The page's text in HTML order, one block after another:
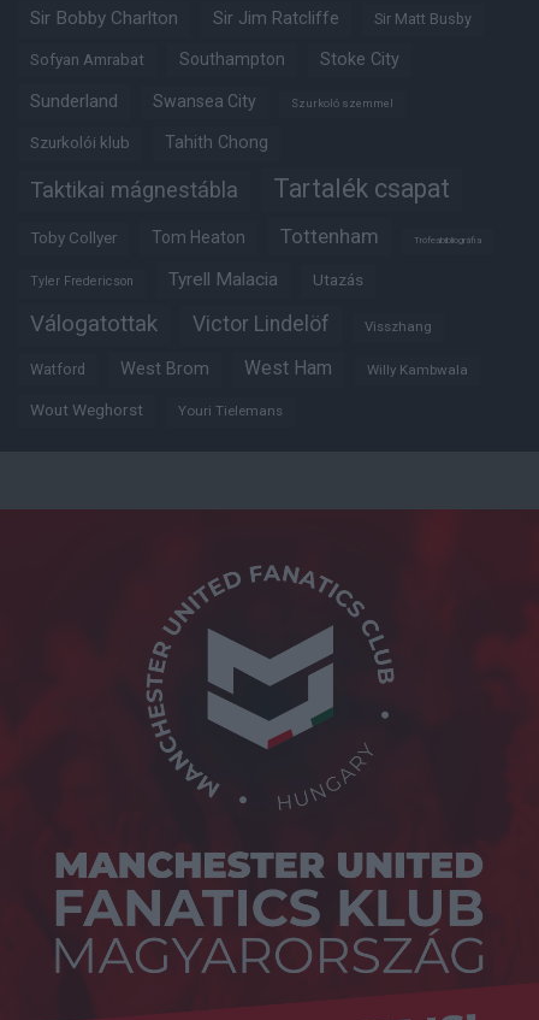
Sir Bobby Charlton Sir Jim Ratcliffe Sir Matt Busby
Sofyan Amrabat Southampton Stoke City
Sunderland Swansea City Szurkoló szemmel
Szurkolói klub Tahith Chong
Taktikai mágnestábla Tartalék csapat
Toby Collyer Tom Heaton Tottenham Trófeabibliográfia
Tyler Fredericson Tyrell Malacia Utazás
Válogatottak Victor Lindelöf Visszhang
Watford West Brom West Ham Willy Kambwala
Wout Weghorst Youri Tielemans